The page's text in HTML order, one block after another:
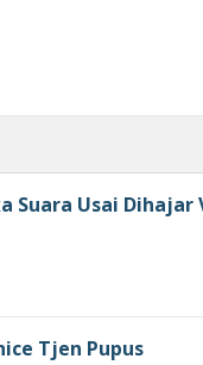
Suara Usai Dihajar
Tjen Pupus